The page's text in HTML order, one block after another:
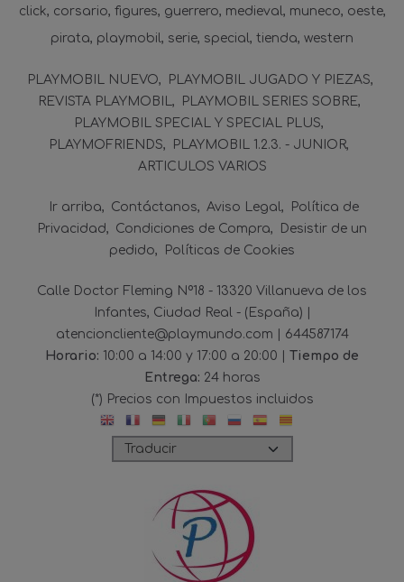
click corsario figures guerrero medieval muneco oeste
pirata playmobil serie special tienda western
PLAYMOBIL NUEVO
PLAYMOBIL JUGADO Y PIEZAS
REVISTA PLAYMOBIL
PLAYMOBIL SERIES SOBRE
PLAYMOBIL SPECIAL Y SPECIAL PLUS
PLAYMOFRIENDS
PLAYMOBIL 1.2.3. - JUNIOR
ARTICULOS VARIOS
Ir arriba Contáctanos Aviso Legal
Política de
Privacidad
Condiciones de Compra
Desistir de un
pedido
Políticas de Cookies
Calle Doctor Fleming Nº18 - 13320 Villanueva de los
Infantes, Ciudad Real - (España) |
atencioncliente@playmundo.com | 644587174
Horario: 10:00 a 14:00 y 17:00 a 20:00 | Tiempo de
Entrega: 24 horas
(*) Precios con Impuestos incluidos